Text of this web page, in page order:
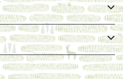
長く売り続けたい一冊
本